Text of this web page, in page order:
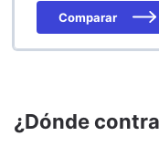
Comparar
¿Dónde